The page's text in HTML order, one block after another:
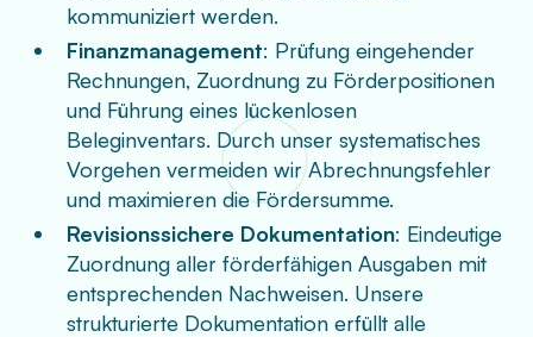
kommuniziert werden.
Finanzmanagement: Prüfung eingehender
Rechnungen, Zuordnung zu Förderpositionen
und Führung eines lückenlosen
Beleginventars. Durch unser systematisches
Vorgehen vermeiden wir Abrechnungsfehler
und maximieren die Fördersumme.
Revisionssichere Dokumentation: Eindeutige
Zuordnung aller förderfähigen Ausgaben mit
entsprechenden Nachweisen. Unsere
strukturierte Dokumentation erfüllt alle